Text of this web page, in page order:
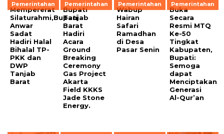
Pemerintahan
Mempererat
Silaturahmi,Bupati
Anwar
Sadat
Hadiri Halal
Bihalal TP-
PKK dan
DWP
Tanjab
Barat
Pemerintahan
Bupati
Tanjab
Barat
Hadiri
Acara
Ground
Breaking
Ceremony
Gas Project
Akarta
Field KKKS
Jade Stone
Energy.
Pemerintahan
Wabup
Hairan
Safari
Ramadhan
di Desa
Pasar Senin
Pemerintahan
Buka
Secara
Resmi MTQ
Ke-50
Tingkat
Kabupaten,
Bupati:
Semoga
dapat
Menciptakan
Generasi
Al-Qur’an